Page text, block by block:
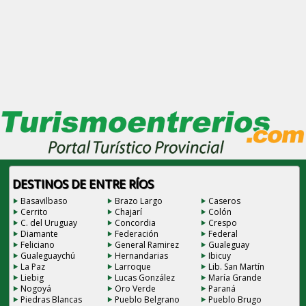
DESTINOS DE ENTRE RÍOS
Basavilbaso Brazo Largo
Caseros
Cerrito
Chajarí
Colón
C. del Uruguay
Concordia
Crespo
Diamante
Federación
Federal
Feliciano
General Ramirez
Gualeguay
Gualeguaychú
Hernandarias
Ibicuy
La Paz
Larroque
Lib. San Martín
Liebig
Lucas González
María Grande
Nogoyá
Oro Verde
Paraná
Piedras Blancas
Pueblo Belgrano
Pueblo Brugo